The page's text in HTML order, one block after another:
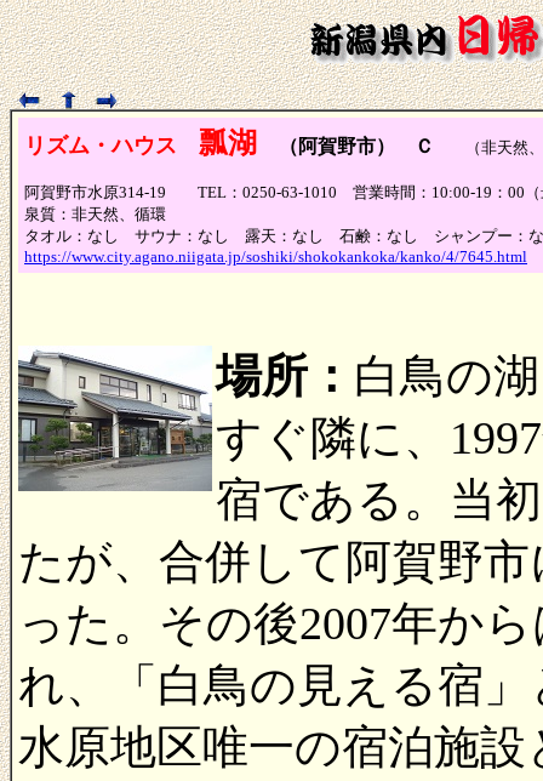
リズム・ハウス 瓢湖 （阿賀野市） Ｃ （非天然、
阿賀野市水原314-19 TEL：0250-63-1010 営業時間：10:00-19：00
泉質：非天然、循環
タオル：なし サウナ：なし 露天：なし 石鹸：なし シャンプー：
https://www.city.agano.niigata.jp/soshiki/shokokankoka/kanko/4/7645.html
場所： 白鳥の
すぐ隣に、
宿である。当
たが、合併して阿賀野
った。その後2007年か
れ、「白鳥の見える宿
水原地区唯一の宿泊施